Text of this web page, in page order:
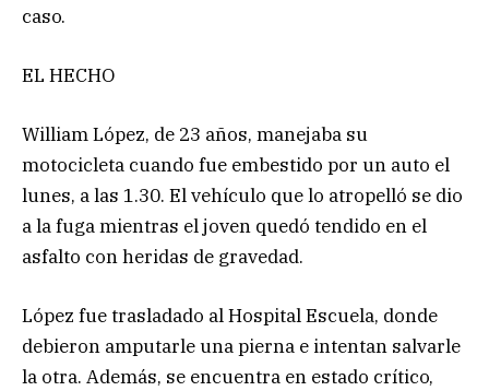
caso.
EL HECHO
William López, de 23 años, manejaba su
motocicleta cuando fue embestido por un auto el
lunes, a las 1.30. El vehículo que lo atropelló se dio
a la fuga mientras el joven quedó tendido en el
asfalto con heridas de gravedad.
López fue trasladado al Hospital Escuela, donde
debieron amputarle una pierna e intentan salvarle
la otra. Además, se encuentra en estado crítico,